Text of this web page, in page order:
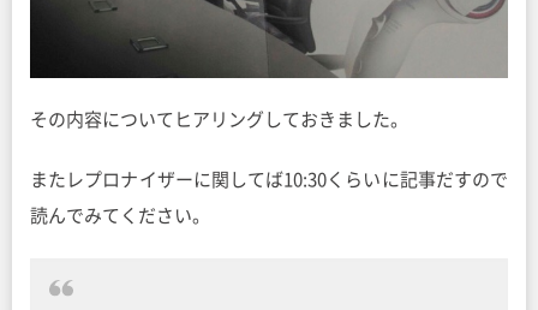
その内容についてヒアリングしておきました。
またレプロナイザーに関してば10:30くらいに記事だすので
読んでみてください。